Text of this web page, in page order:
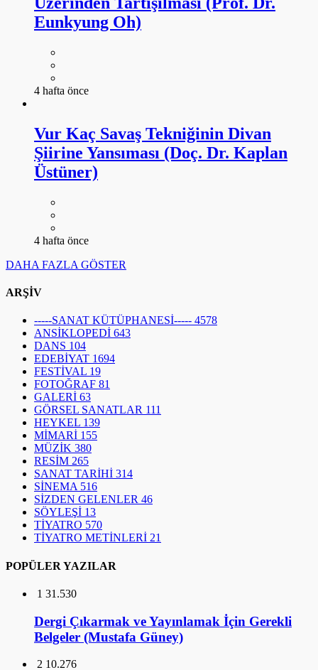
Eunkyung Oh)
4 hafta önce
Vur Kaç Savaş Tekniğinin Divan
Şiirine Yansıması (Doç. Dr. Kaplan
Üstüner)
4 hafta önce
DAHA FAZLA GÖSTER
ARŞİV
-----SANAT KÜTÜPHANESİ----- 4578
ANSİKLOPEDİ 643
DANS 104
EDEBİYAT 1694
FESTİVAL 19
FOTOĞRAF 81
GALERİ 63
GÖRSEL SANATLAR 111
HEYKEL 139
MİMARİ 155
MÜZİK 380
RESİM 265
SANAT TARİHİ 314
SİNEMA 516
SİZDEN GELENLER 46
SÖYLEŞİ 13
TİYATRO 570
TİYATRO METİNLERİ 21
POPÜLER YAZILAR
1 31.530
Dergi Çıkarmak ve Yayınlamak İçin Gerekli
Belgeler (Mustafa Güney)
2 10.276